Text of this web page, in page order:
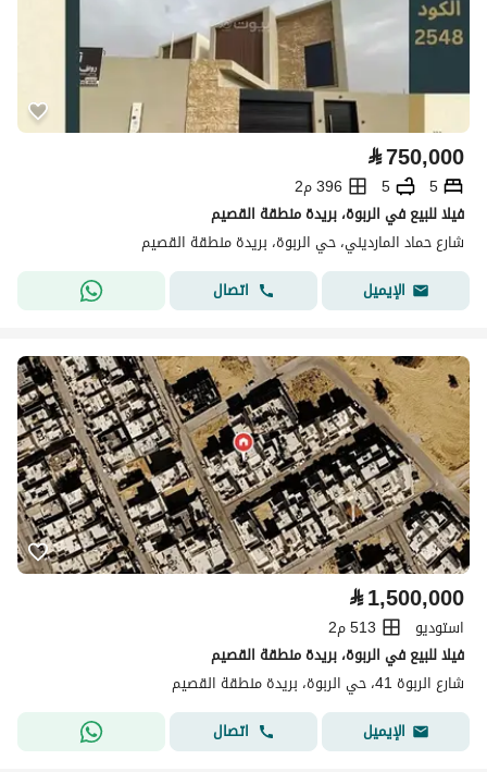
⃁750,000
5
5
396 م2
فيلا للبيع في الربوة، بريدة منطقة القصيم
شارع حماد المارديني، حي الربوة، بريدة منطقة القصيم
الإيميل
اتصال
⃁1,500,000
استوديو
513 م2
فيلا للبيع في الربوة، بريدة منطقة القصيم
شارع الربوة 41، حي الربوة، بريدة منطقة القصيم
الإيميل
اتصال